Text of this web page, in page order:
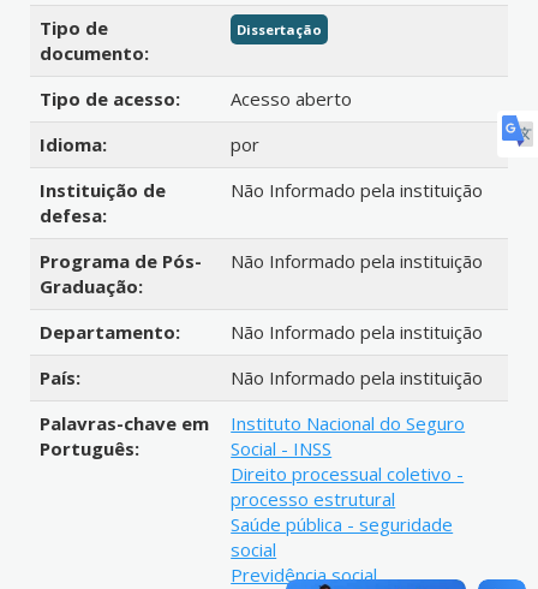
Tipo de
documento:
Dissertação
Tipo de acesso:
Acesso aberto
Idioma:
por
Instituição de
defesa:
Não Informado pela instituição
Programa de Pós-
Graduação:
Não Informado pela instituição
Departamento:
Não Informado pela instituição
País:
Não Informado pela instituição
Palavras-chave em
Português:
Instituto Nacional do Seguro
Social - INSS
Direito processual coletivo -
processo estrutural
Saúde pública - seguridade
social
Previdência social